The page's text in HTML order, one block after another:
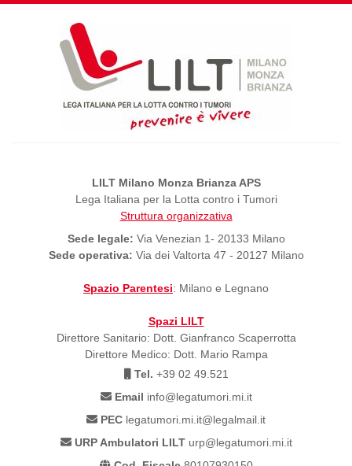
LILT Milano Monza Brianza APS
Lega Italiana per la Lotta contro i Tumori
Struttura organizzativa
Sede legale: Via Venezian 1- 20133 Milano
Sede operativa: Via dei Valtorta 47 - 20127 Milano
Spazio Parentesi: Milano e Legnano
Spazi LILT
Direttore Sanitario: Dott. Gianfranco Scaperrotta
Direttore Medico: Dott. Mario Rampa
Tel. +39 02 49.521
Email info@legatumori.mi.it
PEC legatumori.mi.it@legalmail.it
URP Ambulatori LILTurp@legatumori.mi.it